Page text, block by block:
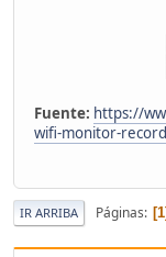
Fuente: https://
wifi-monitor-
IR ARRIBA Páginas 1